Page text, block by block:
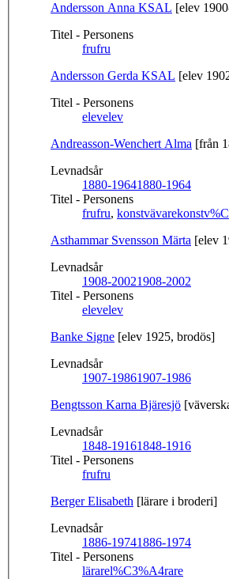
Andersson Anna KSAL [elev
Titel - Personens
frufru
Andersson Gerda KSAL [elev
Titel - Personens
elevelev
Andreasson-Wenchert Alma [från
Levnadsår
1880-19641880-1964
Titel - Personens
frufru, konstvävare
Asthammar Svensson Märta [elev
Levnadsår
1908-20021908-2002
Titel - Personens
elevelev
Banke Signe [elev 1925, brodös]
Levnadsår
1907-19861907-1986
Bengtsson Karna Bjäresjö
Levnadsår
1848-19161848-1916
Titel - Personens
frufru
Berger Elisabeth [lärare i broderi]
Levnadsår
1886-19741886-1974
Titel - Personens
lärarel%C3%A4rare